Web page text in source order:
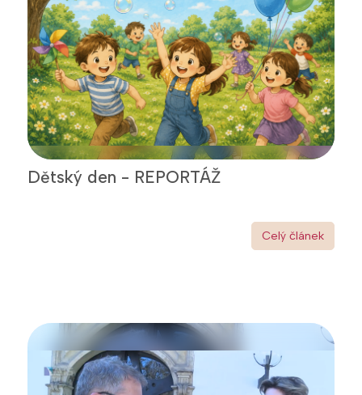
Dětský den - REPORTÁŽ
Celý článek